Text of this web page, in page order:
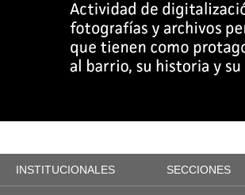
INSTITUCIONALES SECCIONES